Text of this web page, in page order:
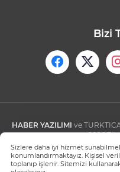
Bizi
HABER YAZILIMI ve
2026
Sizlere daha iyi hizmet
konumlandırmaktayız. Kişisel
toplanıp işlenir. Sitemizi